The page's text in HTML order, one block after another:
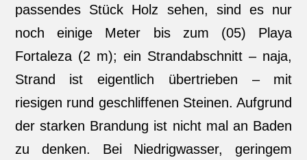
passendes Stück Holz sehen, sind es nur
noch einige Meter bis zum (05) Playa
Fortaleza (2 m); ein Strandabschnitt – naja,
Strand ist eigentlich übertrieben – mit
riesigen rund geschliffenen Steinen. Aufgrund
der starken Brandung ist nicht mal an Baden
zu denken. Bei Niedrigwasser, geringem